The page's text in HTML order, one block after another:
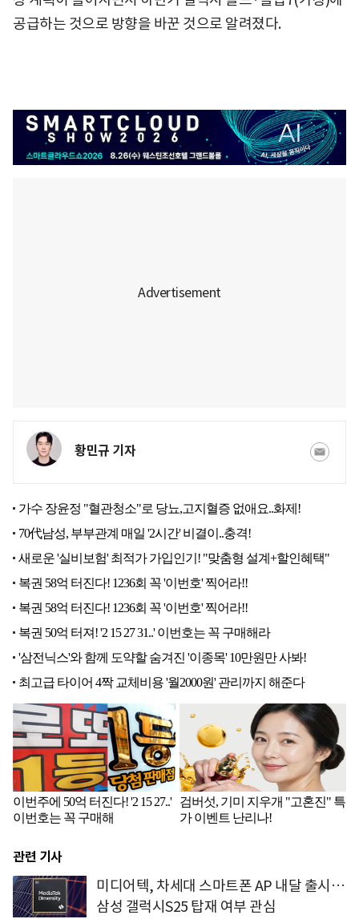
공급하는 것으로 방향을 바꾼 것으로 알려졌다.
황민규 기자
관련 기사
미디어텍, 차세대 스마트폰 AP 내달 출시…
삼성 갤럭시S25 탑재 여부 관심